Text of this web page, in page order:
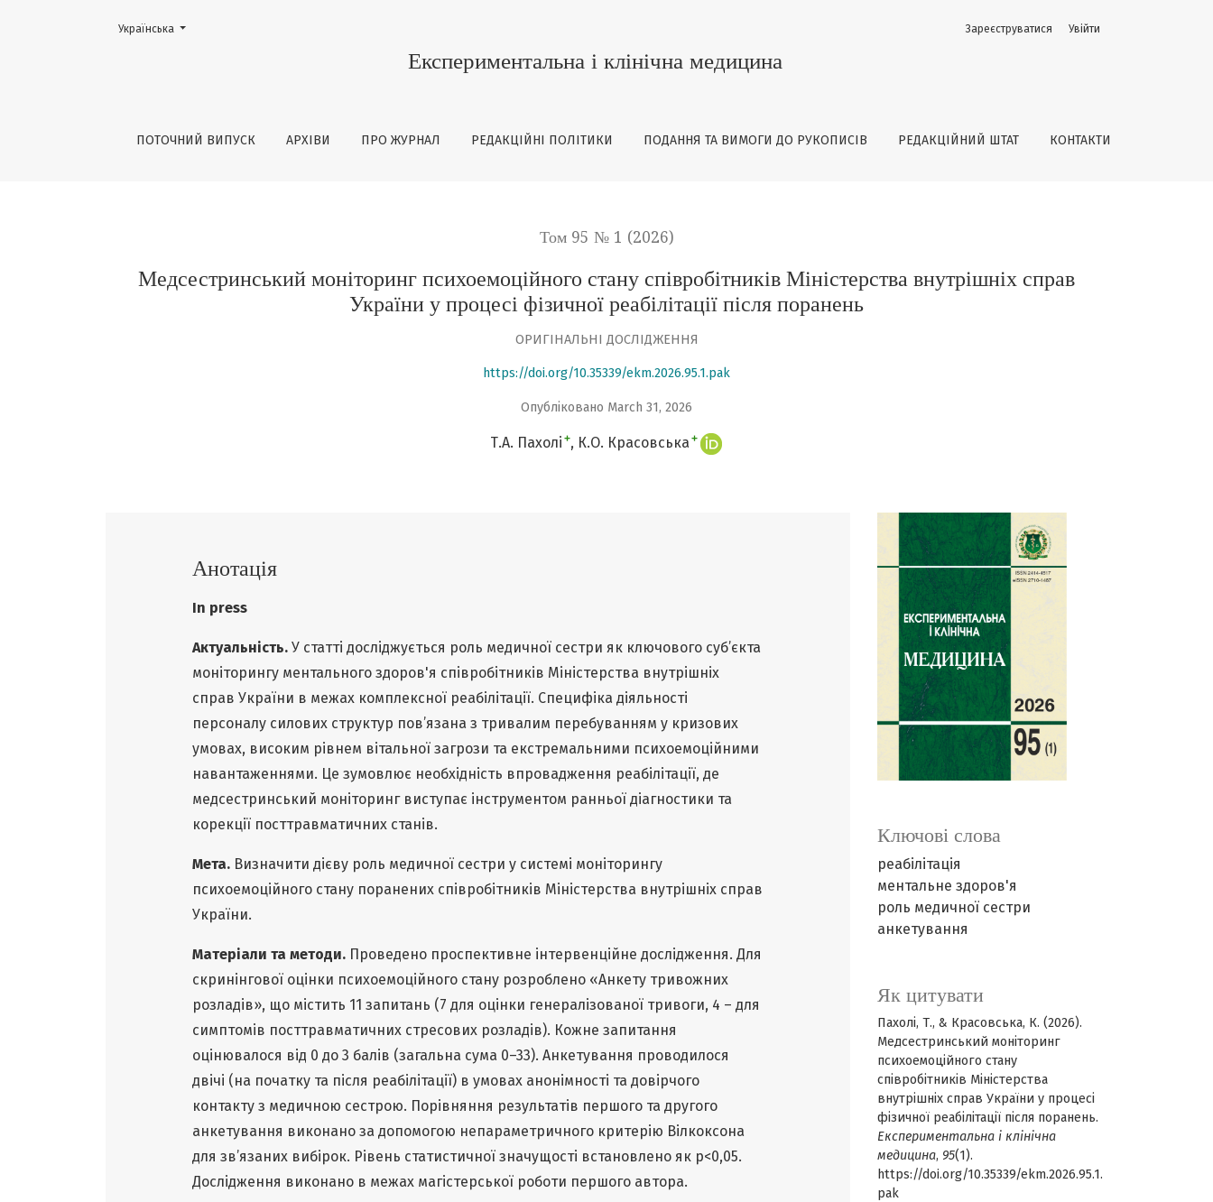
Медсестринський моніторинг психоемоційного стану співробітників Міністерства внутрішніх справ України у процесі фізичної реабілітації після поранень
Експериментальна і клінічна медицина
ПОТОЧНИЙ ВИПУСК АРХІВИ ПРО ЖУРНАЛ РЕДАКЦІЙНІ ПОЛІТИКИ ПОДАННЯ ТА ВИМОГИ ДО РУКОПИСІВ РЕДАКЦІЙНИЙ ШТАТ КОНТАКТИ
Зареєструватися Увійти
Змінити мову. Поточною мовою є:
Українська
Том 95 № 1 (2026)
Медсестринський моніторинг психоемоційного стану співробітників Міністерства внутрішніх справ
України у процесі фізичної реабілітації після поранень
ОРИГІНАЛЬНІ ДОСЛІДЖЕННЯ
https://doi.org/10.35339/ekm.2026.95.1.pak
Опубліковано March 31, 2026
Т.А. Пахолі + К.О. Красовська +
Ключові слова
реабілітація
ментальне здоров'я
роль медичної сестри
анкетування
Як цитувати
Пахолі, Т., & Красовська, К. (2026).
Медсестринський моніторинг
психоемоційного стану
співробітників Міністерства
внутрішніх справ України у процесі
фізичної реабілітації після поранень.
Експериментальна і клінічна
медицина, 95(1).
https://doi.org/10.35339/ekm.2026.95.1.
pak
Анотація
In press
Актуальність. У статті досліджується роль медичної сестри як ключового суб’єкта
моніторингу ментального здоров'я співробітників Міністерства внутрішніх
справ України в межах комплексної реабілітації. Специфіка діяльності
персоналу силових структур пов’язана з тривалим перебуванням у кризових
умовах, високим рівнем вітальної загрози та екстремальними психоемоційними
навантаженнями. Це зумовлює необхідність впровадження реабілітації, де
медсестринський моніторинг виступає інструментом ранньої діагностики та
корекції посттравматичних станів.
Мета. Визначити дієву роль медичної сестри у системі моніторингу
психоемоційного стану поранених співробітників Міністерства внутрішніх справ
України.
Матеріали та методи. Проведено проспективне інтервенційне дослідження. Для
скринінгової оцінки психоемоційного стану розроблено «Анкету тривожних
розладів», що містить 11 запитань (7 для оцінки генералізованої тривоги, 4 – для
симптомів посттравматичних стресових розладів). Кожне запитання
оцінювалося від 0 до 3 балів (загальна сума 0–33). Анкетування проводилося
двічі (на початку та після реабілітації) в умовах анонімності та довірчого
контакту з медичною сестрою. Порівняння результатів першого та другого
анкетування виконано за допомогою непараметричного критерію Вілкоксона
для зв’язаних вибірок. Рівень статистичної значущості встановлено як p<0,05.
Дослідження виконано в межах магістерської роботи першого автора.